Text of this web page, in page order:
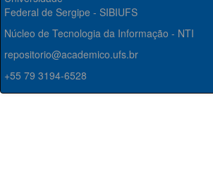
Federal de Sergipe - SIBIUFS
Núcleo de Tecnologia da Informação - NTI
repositorio@academico.ufs.br
+55 79 3194-6528